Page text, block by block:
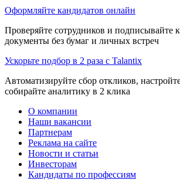
Оформляйте кандидатов онлайн
Проверяйте сотрудников и подписывайте
документы без бумаг и личных встреч
Ускорьте подбор в 2 раза с Talantix
Автоматизируйте сбор откликов,
собирайте аналитику в 2 клика
О компании
Наши вакансии
Партнерам
Реклама на сайте
Новости и статьи
Инвесторам
Кандидаты по профессиям